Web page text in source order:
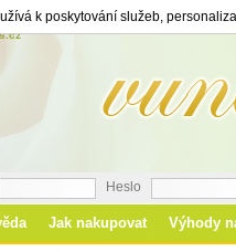
k poskytování služeb,
Heslo
Jak nakupovat Výhody